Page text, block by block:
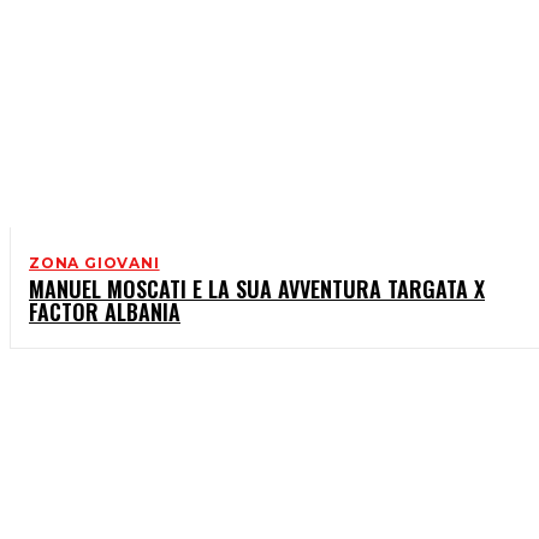
ZONA GIOVANI
MANUEL MOSCATI E LA SUA AVVENTURA TARGATA X
FACTOR ALBANIA